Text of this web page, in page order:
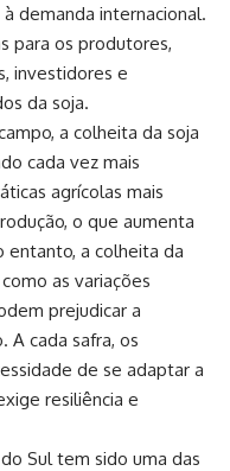
demanda internacional.
para os produtores,
investidores e
da soja.
a colheita da soja
cada vez mais
agrícolas mais
o que aumenta
entanto, a colheita da
as variações
prejudicar a
A cada safra, os
de se adaptar a
resiliência e
Sul tem sido uma das